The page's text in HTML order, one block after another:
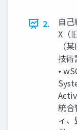
2.
自
X（
（
技術
•
統合
ィ